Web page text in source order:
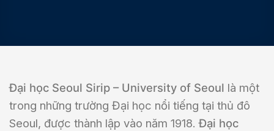
Đại học Seoul Sirip – University of Seoul là một
trong những trường Đại học nổi tiếng tại thủ đô
Seoul, được thành lập vào năm 1918.Đại học